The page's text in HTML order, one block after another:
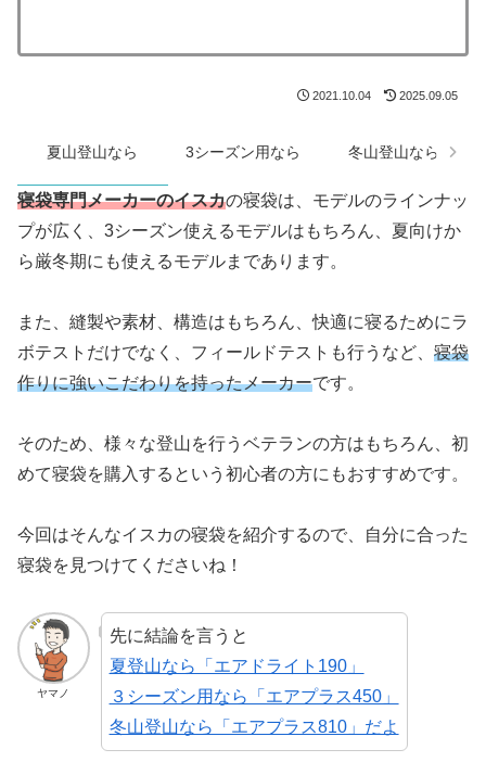
2021.10.04 2025.09.05
夏山登山なら 3シーズン用なら 冬山登山なら
寝袋専門メーカーのイスカの寝袋は、モデルのラインナッ
プが広く、3シーズン使えるモデルはもちろん、夏向けか
ら厳冬期にも使えるモデルまであります。
また、縫製や素材、構造はもちろん、快適に寝るためにラ
ボテストだけでなく、フィールドテストも行うなど、 寝袋
作りに強いこだわりを持ったメーカーです。
そのため、様々な登山を行うベテランの方はもちろん、初
めて寝袋を購入するという初心者の方にもおすすめです。
今回はそんなイスカの寝袋を紹介するので、自分に合った
寝袋を見つけてくださいね！
ヤマノ
先に結論を言うと
夏登山なら「エアドライト190」
３シーズン用なら「エアプラス450」
冬山登山なら「エアプラス810」だよ